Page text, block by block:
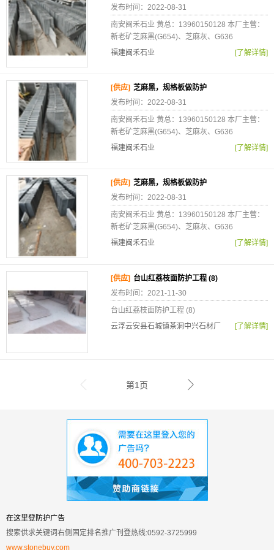
发布时间：2022-08-31
南安闽禾石业 黄总：13960150128 本厂主营：
新老矿芝麻黑(G654)、芝麻灰、G636
福建闽禾石业
[了解详情]
[供应] 芝麻黑，规格板做防护
发布时间：2022-08-31
南安闽禾石业 黄总：13960150128 本厂主营：
新老矿芝麻黑(G654)、芝麻灰、G636
福建闽禾石业
[了解详情]
[供应] 芝麻黑，规格板做防护
发布时间：2022-08-31
南安闽禾石业 黄总：13960150128 本厂主营：
新老矿芝麻黑(G654)、芝麻灰、G636
福建闽禾石业
[了解详情]
[供应] 台山红荔枝面防护工程 (8)
发布时间：2021-11-30
台山红荔枝面防护工程 (8)
云浮云安县石城镇茶洞中兴石材厂
[了解详情]
第1页
在这里登防护广告
搜索供求关键词右侧固定排名推广刊登热线:0592-3725999
www.stonebuy.com